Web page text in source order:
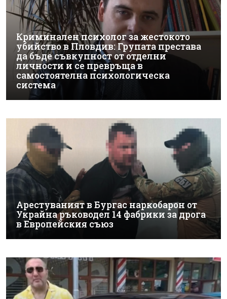
Криминален психолог за жестокото
убийство в Пловдив: Групата престава
да бъде съвкупност от отделни
личности и се превръща в
самостоятелна психологическа
система
Арестуваният в Бургас наркобарон от
Украйна ръководел 14 фабрики за дрога
в Европейския съюз